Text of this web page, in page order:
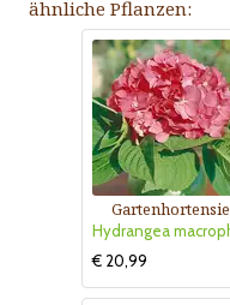
ähnliche Pflanzen:
Gartenhortensie
€ 20,99